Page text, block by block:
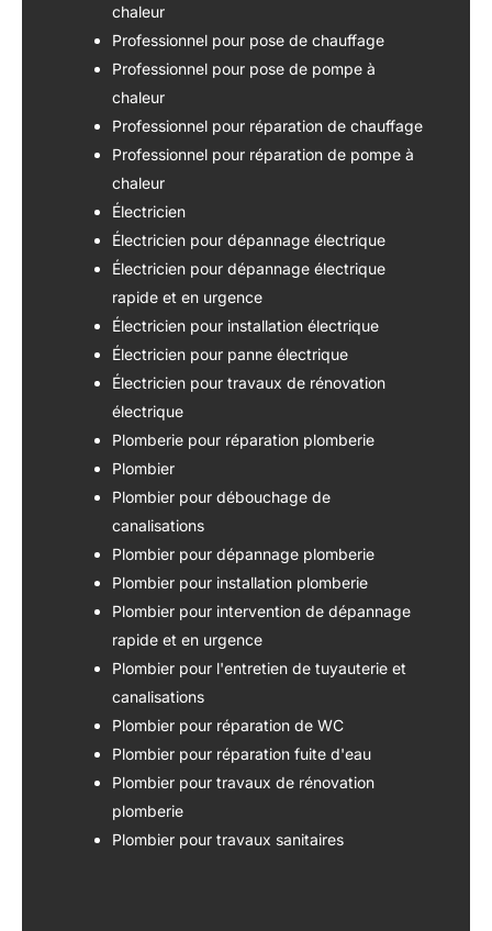
chaleur
Professionnel pour pose de chauffage
Professionnel pour pose de pompe à
chaleur
Professionnel pour réparation de chauffage
Professionnel pour réparation de pompe à
chaleur
Électricien
Électricien pour dépannage électrique
Électricien pour dépannage électrique
rapide et en urgence
Électricien pour installation électrique
Électricien pour panne électrique
Électricien pour travaux de rénovation
électrique
Plomberie pour réparation plomberie
Plombier
Plombier pour débouchage de
canalisations
Plombier pour dépannage plomberie
Plombier pour installation plomberie
Plombier pour intervention de dépannage
rapide et en urgence
Plombier pour l'entretien de tuyauterie et
canalisations
Plombier pour réparation de WC
Plombier pour réparation fuite d'eau
Plombier pour travaux de rénovation
plomberie
Plombier pour travaux sanitaires